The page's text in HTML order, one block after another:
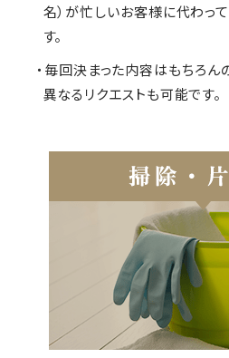
名）が忙しいお客様に代わっ
す。
・毎回決まった内容はもちろん
異なるリクエストも可能です。